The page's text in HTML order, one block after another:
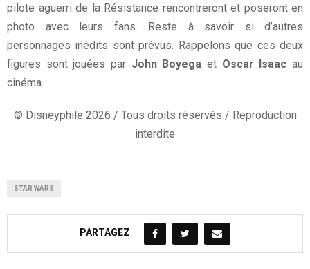
pilote aguerri de la Résistance rencontreront et poseront en
photo avec leurs fans. Reste à savoir si d’autres
personnages inédits sont prévus. Rappelons que ces deux
figures sont jouées par John Boyega et Oscar Isaac au
cinéma.
© Disneyphile 2026 / Tous droits réservés / Reproduction
interdite
STAR WARS
PARTAGEZ